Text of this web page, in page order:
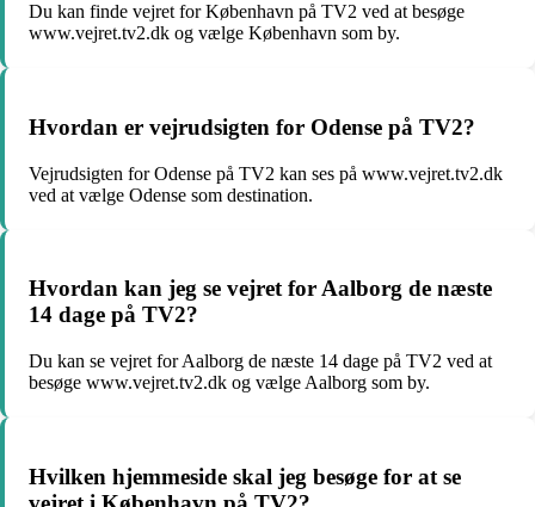
Du kan finde vejret for København på TV2 ved at besøge
www.vejret.tv2.dk og vælge København som by.
Hvordan er vejrudsigten for Odense på TV2?
Vejrudsigten for Odense på TV2 kan ses på www.vejret.tv2.dk
ved at vælge Odense som destination.
Hvordan kan jeg se vejret for Aalborg de næste
14 dage på TV2?
Du kan se vejret for Aalborg de næste 14 dage på TV2 ved at
besøge www.vejret.tv2.dk og vælge Aalborg som by.
Hvilken hjemmeside skal jeg besøge for at se